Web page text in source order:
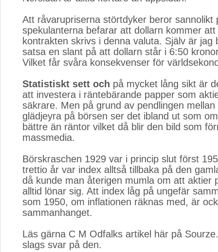
Att råvarupriserna störtdyker beror sannolikt
spekulanterna befarar att dollarn kommer att
kontrakten skrivs i denna valuta. Själv är jag
satsa en slant på att dollarn står i 6:50
Vilket får svåra konsekvenser för
Statistiskt sett och på mycket lång sikt är
att investera i räntebärande papper som
säkrare. Men på grund av pendlingen
glädjeyra på börsen ser det ibland ut som
bättre än räntor vilket då blir den bild som
massmedia.
Börskraschen 1929 var i princip slut först
trettio år var index alltså tillbaka på den
då kunde man återigen mumla om att aktier
alltid lönar sig. Att index låg på ungefär
som 1950, om inflationen räknas med, är
sammanhanget.
Läs gärna C M Odfalks artikel här på
slags svar på den.